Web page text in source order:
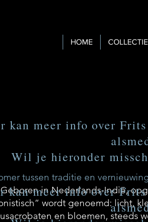
HOME COLLECTIE
kan meer info over
Wil je hieronder
tussen traditie en
in Nederlands-Indië,
wordt genoemd: licht,
en bloemen, steeds
kan meer info over